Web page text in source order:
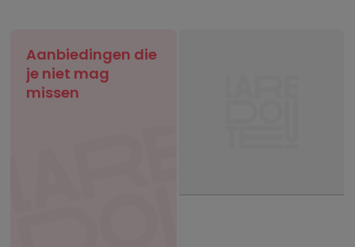
Aanbiedingen die
je niet mag
missen